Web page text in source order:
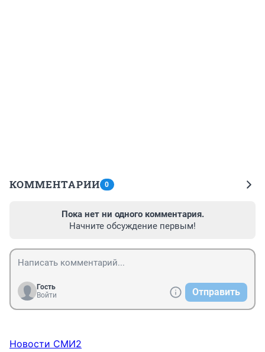
КОММЕНТАРИИ 0
Пока нет ни одного комментария.
Начните обсуждение первым!
Гость
Войти
Отправить
Новости СМИ2